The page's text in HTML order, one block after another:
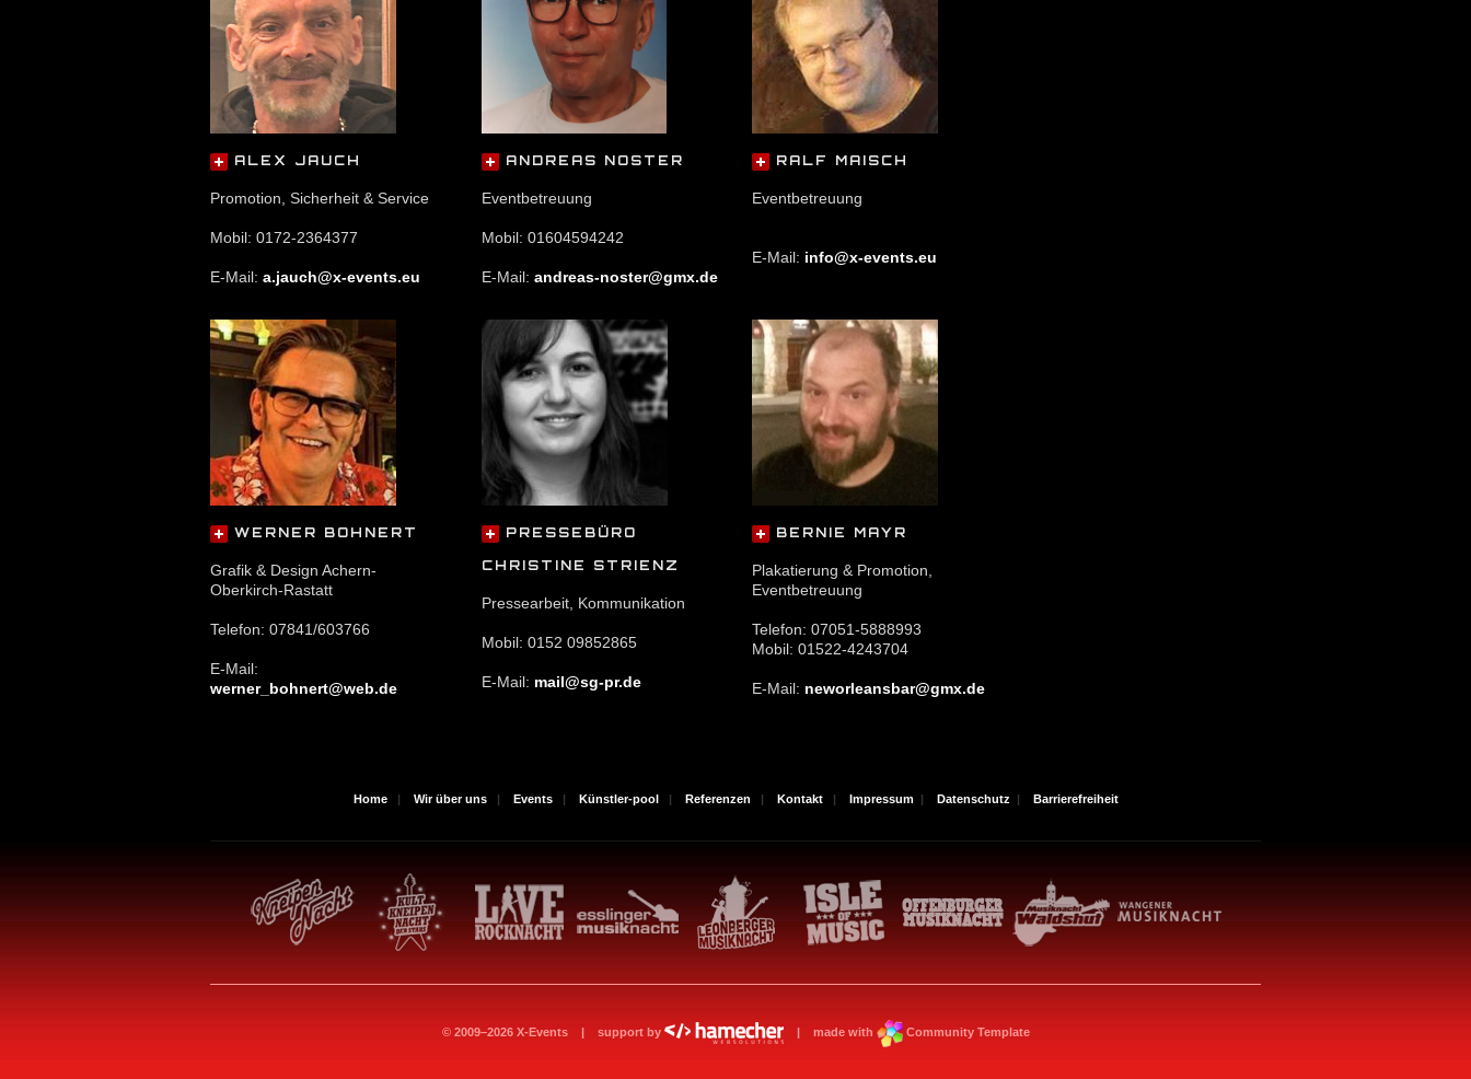
ALEX JAUCH
Promotion, Sicherheit & Service
Mobil: 0172-2364377
E-Mail: a.jauch@x-events.eu
ANDREAS NOSTER
Eventbetreuung
Mobil: 01604594242
E-Mail: andreas-noster@gmx.de
RALF MAISCH
Eventbetreuung
E-Mail: info@x-events.eu
WERNER BOHNERT
Grafik & Design Achern-
Oberkirch-Rastatt
Telefon: 07841/603766
E-Mail:
werner_bohnert@web.de
PRESSEBÜRO
CHRISTINE STRIENZ
Pressearbeit, Kommunikation
Mobil: 0152 09852865
E-Mail: mail@sg-pr.de
BERNIE MAYR
Plakatierung & Promotion,
Eventbetreuung
Telefon: 07051-5888993
Mobil: 01522-4243704
E-Mail: neworleansbar@gmx.de
Home| Wir über uns| Events| Künstler-pool| Referenzen | Kontakt| Impressum| Datenschutz | Barrierefreiheit
© 2009–2026 X-Events | support by | made with Community Template